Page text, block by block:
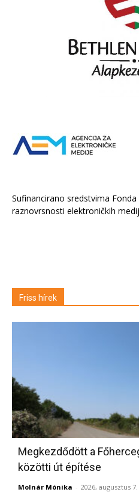
Sufinancirano sredstvima
raznovrsnosti elektroničkih
Friss hírek
Megkezdődött a
közötti út építése
Molnár Mónika - 2026, augusztus 7.